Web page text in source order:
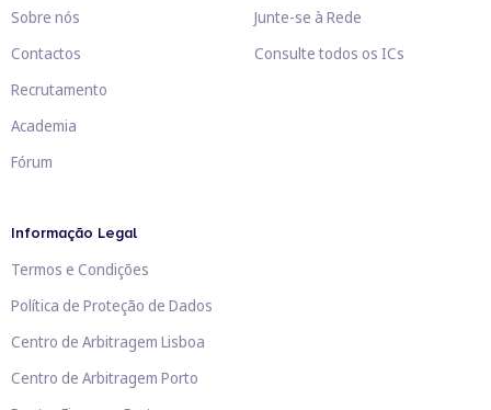
Sobre nós
Contactos
Recrutamento
Academia
Fórum
Junte-se à Rede
Consulte todos os ICs
Informação Legal
Termos e Condições
Política de Proteção de Dados
Centro de Arbitragem Lisboa
Centro de Arbitragem Porto